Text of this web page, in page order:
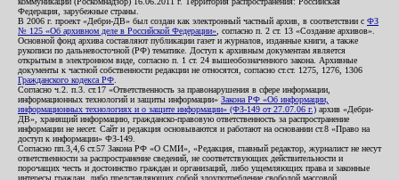
Федерация, зарубежные страны.
В 2006 г. проект «Дебри-ДВ» был создан как электронный частный архив, в соответствии с ФЗ
№ 125 «Об архивном деле в Российской Федерации» , согласно п. 2 ст. 13 «Создание архивов».
Основной фонд архива составляют публикации газет и журналов, изданные книги, а также
рукописи по дальневосточной (РФ) тематике. Доступ к архивным документам является
открытым в электронном виде, согласно п. 1 ст. 24 вышеобозначенного закона. Архивные
документы к частной собственности редакции не относятся, согласно ст.ст. 1275, 1276, 1306
Гражданского кодекса РФ
Согласно ч.2. п.3. ст.17 «Ответственность за правонарушения в сфере информации,
информационных технологий и защиты информации» Закона РФ «Об информации,
информационных технологиях и о защите информации» (ФЗ-149 от 27.07.06 г.) архив «Дебри-
ДВ», хранящий информацию, гражданско-правовую ответственность за распространение
информации не несет. Сайт и редакция основываются и работают на основании ст.8 «Право на
доступ к информации» ФЗ-149.
Согласно пп.3,4,6 ст.57 Закона РФ «О СМИ», «Редакция, главный редактор, журналист не несут
ответственности за распространение сведений, не соответствующих действительности и
порочащих честь и достоинство граждан и организаций, либо ущемляющих права и законные
интересы граждан, либо представляющих собой злоупотребление свободой массовой